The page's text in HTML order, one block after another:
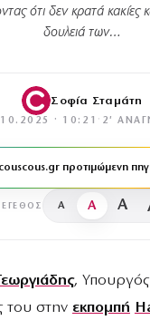
ότι δεν κρατά κακίες
δουλειά των…
Σοφία Σταμάτη
· 10:21 · 2′
προτιμώμενη
A A A
, Υπουργός
του στην εκπομπή